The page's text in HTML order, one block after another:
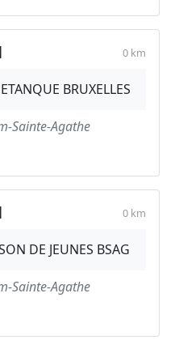
0 km
BRUXELLES
Sainte-Agathe
0 km
DE JEUNES BSAG
Sainte-Agathe